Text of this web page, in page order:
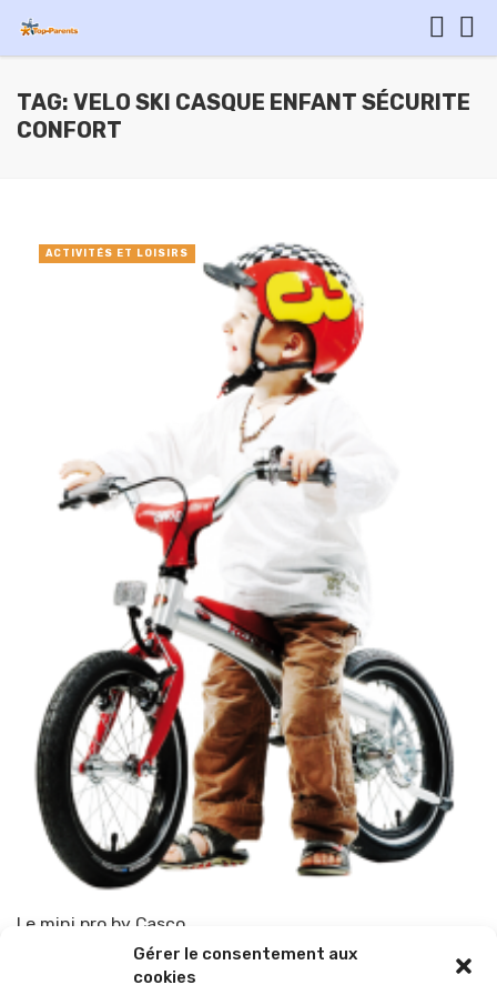
Gérer le consentement aux
cookies
TAG: VELO SKI CASQUE ENFANT SÉCURITE
CONFORT
Le mini pro by Casco
TOP-PARENTS 17 janvier 2014
ACTIVITÉS ET LOISIRS